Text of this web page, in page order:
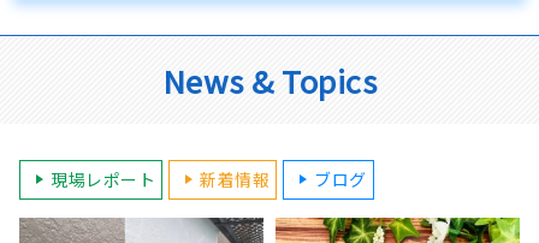
News & Topics
現場レポート 新着情報 ブログ